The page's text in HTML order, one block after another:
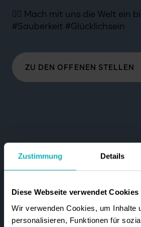
Zustimmung Details
Diese Webseite verwendet Cookies
Wir verwenden Cookies, um Inhalte
personalisieren, Funktionen für
👉🏻 Mach mit uns die Welt ein
#Sauberkeit #Glücklichsein
ZU DEN OFFENEN STELLEN